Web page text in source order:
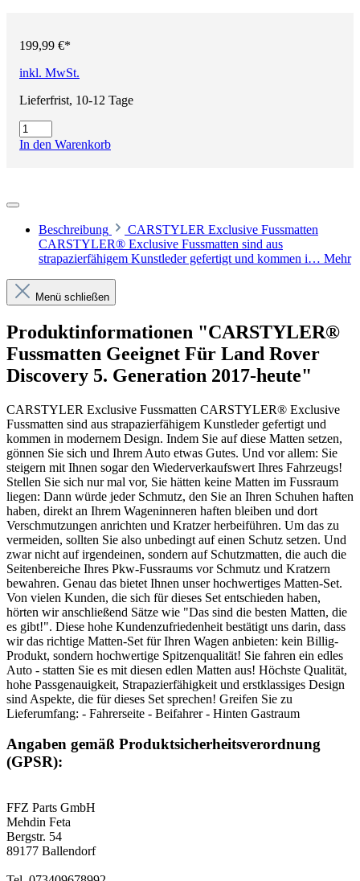
199,99 €*
inkl. MwSt.
Lieferfrist, 10-12 Tage
In den Warenkorb
Beschreibung
CARSTYLER Exclusive Fussmatten
CARSTYLER® Exclusive Fussmatten sind aus
strapazierfähigem Kunstleder gefertigt und kommen i… Mehr
Menü schließen
Produktinformationen "CARSTYLER®
Fussmatten Geeignet Für Land Rover
Discovery 5. Generation 2017-heute"
CARSTYLER Exclusive Fussmatten CARSTYLER® Exclusive
Fussmatten sind aus strapazierfähigem Kunstleder gefertigt und
kommen in modernem Design. Indem Sie auf diese Matten setzen,
gönnen Sie sich und Ihrem Auto etwas Gutes. Und vor allem: Sie
steigern mit Ihnen sogar den Wiederverkaufswert Ihres Fahrzeugs!
Stellen Sie sich nur mal vor, Sie hätten keine Matten im Fussraum
liegen: Dann würde jeder Schmutz, den Sie an Ihren Schuhen haften
haben, direkt an Ihrem Wageninneren haften bleiben und dort
Verschmutzungen anrichten und Kratzer herbeiführen. Um das zu
vermeiden, sollten Sie also unbedingt auf einen Schutz setzen. Und
zwar nicht auf irgendeinen, sondern auf Schutzmatten, die auch die
Seitenbereiche Ihres Pkw-Fussraums vor Schmutz und Kratzern
bewahren. Genau das bietet Ihnen unser hochwertiges Matten-Set.
Von vielen Kunden, die sich für dieses Set entschieden haben,
hörten wir anschließend Sätze wie "Das sind die besten Matten, die
es gibt!". Diese hohe Kundenzufriedenheit bestätigt uns darin, dass
wir das richtige Matten-Set für Ihren Wagen anbieten: kein Billig-
Produkt, sondern hochwertige Spitzenqualität! Sie fahren ein edles
Auto - statten Sie es mit diesen edlen Matten aus! Höchste Qualität,
hohe Passgenauigkeit, Strapazierfähigkeit und erstklassiges Design
sind Aspekte, die für dieses Set sprechen! Greifen Sie zu
Lieferumfang: - Fahrerseite - Beifahrer - Hinten Gastraum
Angaben gemäß Produktsicherheitsverordnung
(GPSR):
FFZ Parts GmbH
Mehdin Feta
Bergstr. 54
89177 Ballendorf